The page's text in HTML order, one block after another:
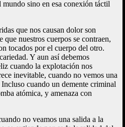
sino en esa conexión táctil
que nos causan dolor son
que nuestros cuerpos se contraen,
tocados por el cuerpo del otro.
Y aun así debemos
cuando la explotación nos
inevitable, cuando no vemos una
cuando un demente criminal
atómica, y amenaza con
no veamos una salida a la